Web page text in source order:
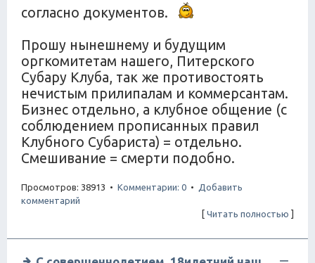
согласно документов.
Прошу нынешнему и будущим
оргкомитетам нашего, Питерского
Субару Клуба, так же противостоять
нечистым прилипалам и коммерсантам.
Бизнес отдельно, а клубное общение (с
соблюдением прописанных правил
Клубного Субариста) = отдельно.
Смешивание = смерти подобно.
Просмотров: 38913 • Комментарии: 0 •
Добавить
комментарий
[ Читать полностью ]